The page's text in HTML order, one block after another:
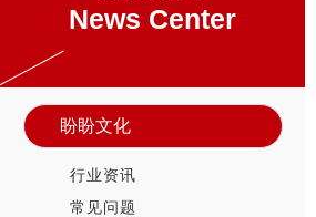
News Center
盼盼文化
行业资讯
常见问题